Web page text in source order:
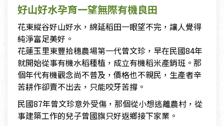
好山好水孕育一望無際有機良田
花東縱谷好山好水，綿延稻田一眼望不完，讓人覺得
純淨富足美好。
花蓮玉里東豐拾穗農場第一代曾文珍，早在民國84年
就開始從事有機水稻種植，成立有機稻米產銷班。那
個年代有機觀念尚不普及，價格也不親民，生產者辛
苦耕作卻賣不出去，只能咬牙苦撐。
民國87年曾文珍意外受傷，那個從小想逃離農村，從
事建築工作的兒子曾國旗只好返鄉接下家業。